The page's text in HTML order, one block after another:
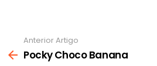
mais
Anterior Artigo
Pocky Choco Banana